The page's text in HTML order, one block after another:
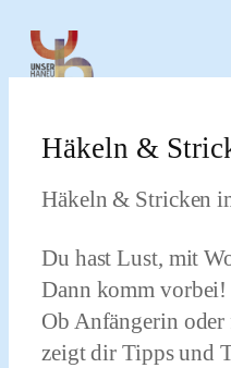
Inhalt
springen
Häkeln &
Häkeln & Stricken
Du hast Lust, mit
Dann komm vorbei!
Ob Anfängerin
zeigt dir Tipps und